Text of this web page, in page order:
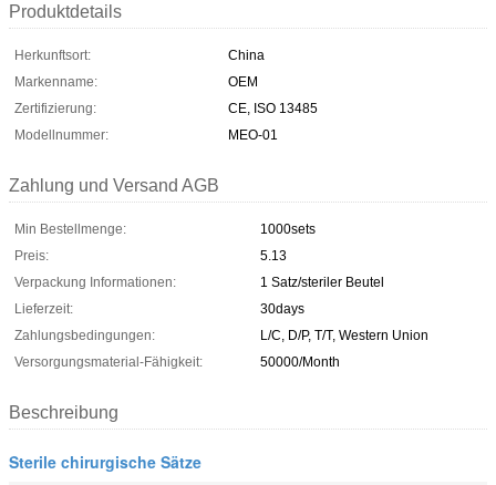
Produktdetails
Herkunftsort:
China
Markenname:
OEM
Zertifizierung:
CE, ISO 13485
Modellnummer:
MEO-01
Zahlung und Versand AGB
Min Bestellmenge:
1000sets
Preis:
5.13
Verpackung Informationen:
1 Satz/steriler Beutel
Lieferzeit:
30days
Zahlungsbedingungen:
L/C, D/P, T/T, Western Union
Versorgungsmaterial-Fähigkeit:
50000/Month
Beschreibung
Sterile chirurgische Sätze